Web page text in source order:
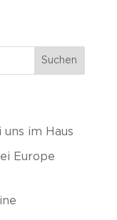
Suchen
uns im Haus
Europe